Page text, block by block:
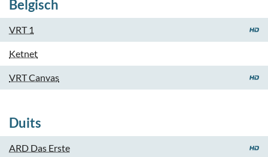
Belgisch
VRT 1
Ketnet
VRT Canvas
Duits
ARD Das Erste